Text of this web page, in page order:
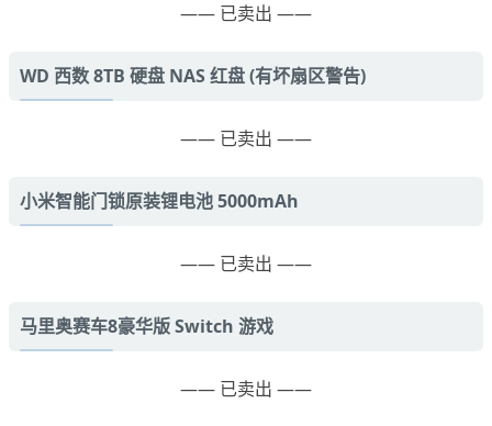
—— 已卖出 ——
WD 西数 8TB 硬盘 NAS 红盘 (有坏扇区警告)
—— 已卖出 ——
小米智能门锁原装锂电池 5000mAh
—— 已卖出 ——
马里奥赛车8豪华版 Switch 游戏
—— 已卖出 ——